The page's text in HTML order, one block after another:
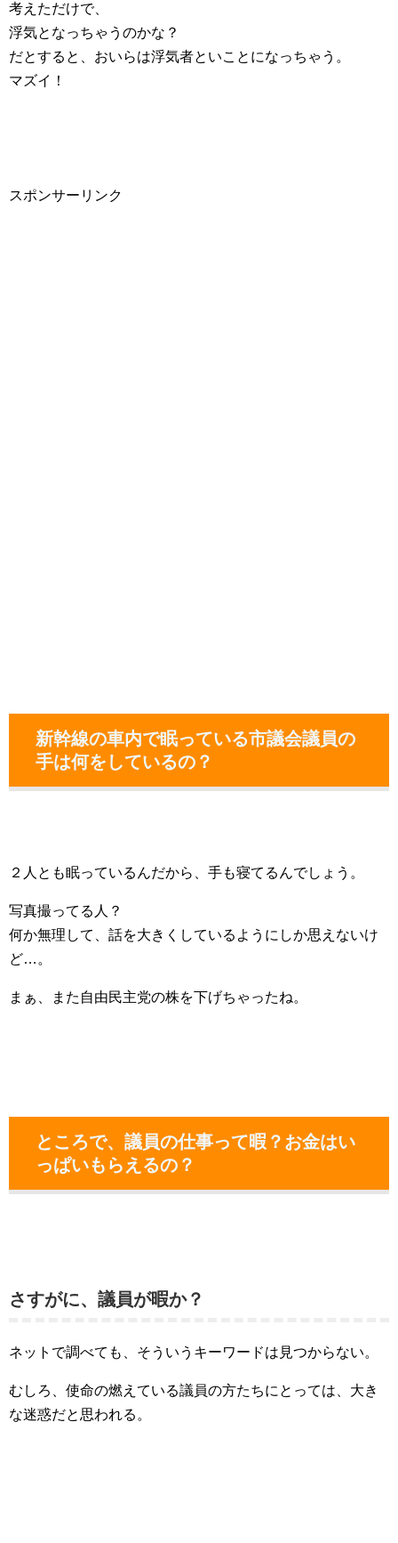
考えただけで、
浮気となっちゃうのかな？
だとすると、おいらは浮気者といことになっちゃう。
マズイ！
スポンサーリンク
新幹線の車内で眠っている市議会議員の
手は何をしているの？
２人とも眠っているんだから、手も寝てるんでしょう。
写真撮ってる人？
何か無理して、話を大きくしているようにしか思えないけ
ど…。
まぁ、また自由民主党の株を下げちゃったね。
ところで、議員の仕事って暇？お金はい
っぱいもらえるの？
さすがに、議員が暇か？
ネットで調べても、そういうキーワードは見つからない。
むしろ、使命の燃えている議員の方たちにとっては、大き
な迷惑だと思われる。